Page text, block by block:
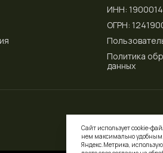
ИНН:
ОГРН:
Политика
данных
Сайт использует cookie-
нем максимально
Яндекс.Метрика,